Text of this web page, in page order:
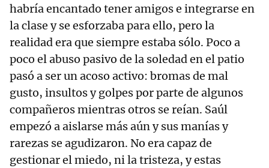
habría encantado tener amigos e integrarse en
la clase y se esforzaba para ello, pero la
realidad era que siempre estaba sólo. Poco a
poco el abuso pasivo de la soledad en el patio
pasó a ser un acoso activo: bromas de mal
gusto, insultos y golpes por parte de algunos
compañeros mientras otros se reían. Saúl
empezó a aislarse más aún y sus manías y
rarezas se agudizaron. No era capaz de
gestionar el miedo, ni la tristeza, y estas